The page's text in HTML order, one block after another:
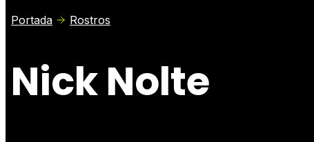
Portada Rostros
Nick Nolte